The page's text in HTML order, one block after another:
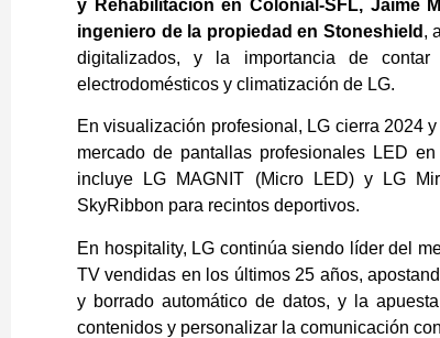
y Rehabilitación en Colonial-SFL, Jaime
ingeniero de la propiedad en Stoneshield ,
digitalizados, y la importancia de
electrodomésticos y climatización de LG.
En visualización profesional, LG cierra 2024
mercado de pantallas profesionales LED
incluye LG MAGNIT (Micro LED) y LG
SkyRibbon para recintos deportivos.
En hospitality, LG continúa siendo líder del
TV vendidas en los últimos 25 años,
y borrado automático de datos, y la
contenidos y personalizar la comunicación